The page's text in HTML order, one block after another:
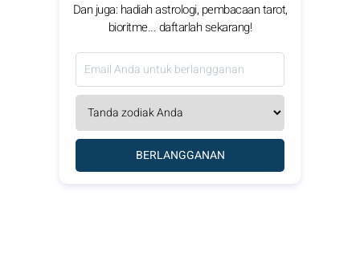
Dan juga: hadiah astrologi, pembacaan tarot,
bioritme... daftarlah sekarang!
BERLANGGANAN